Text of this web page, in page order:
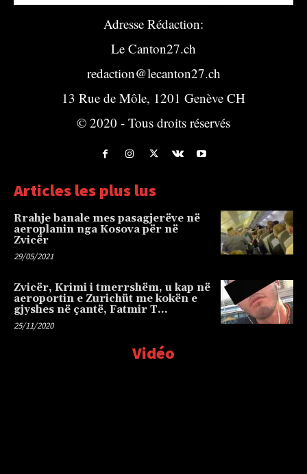
Adresse Rédaction:
Le Canton27.ch
redaction@lecanton27.ch
13 Rue de Môle, 1201 Genève CH
© 2020 - Tous droits réservés
Articles les plus lus
Rrahje banale mes pasagjerëve në
aeroplanin nga Kosova për në
Zvicër
29/05/2021
Zvicër, Krimi i tmerrshëm, u kap në
aeroportin e Zurichüt me kokën e
gjyshes në çantë, Fatmir T…
25/11/2020
Vidéo